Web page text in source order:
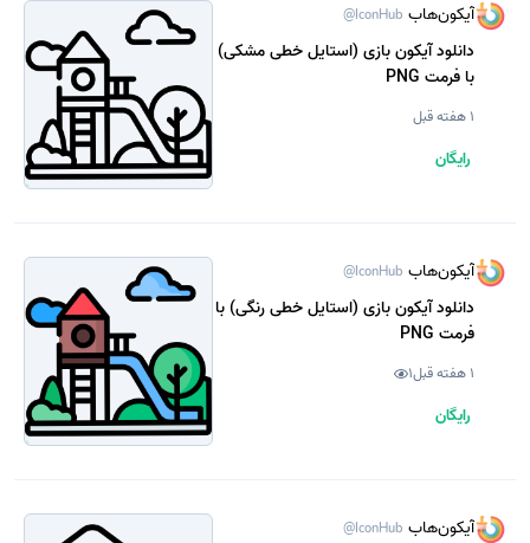
آیکون‌هاب @IconHub
دانلود آیکون بازی (استایل خطی مشکی)
با فرمت PNG
1 هفته قبل
رایگان
آیکون‌هاب @IconHub
دانلود آیکون بازی (استایل خطی رنگی) با
فرمت PNG
1 هفته قبل 1
رایگان
آیکون‌هاب @IconHub